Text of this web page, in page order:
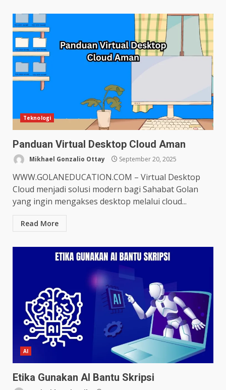
Teknologi
Panduan Virtual Desktop Cloud Aman
Mikhael Gonzalio Ottay September 20, 2025
WWW.GOLANEDUCATION.COM – Virtual Desktop
Cloud menjadi solusi modern bagi Sahabat Golan
yang ingin mengakses desktop melalui cloud...
Read More
AI
Etika Gunakan AI Bantu Skripsi